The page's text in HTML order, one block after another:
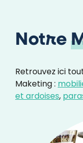
Notre
Retrouvez ici
Maketing :
et ardoises,